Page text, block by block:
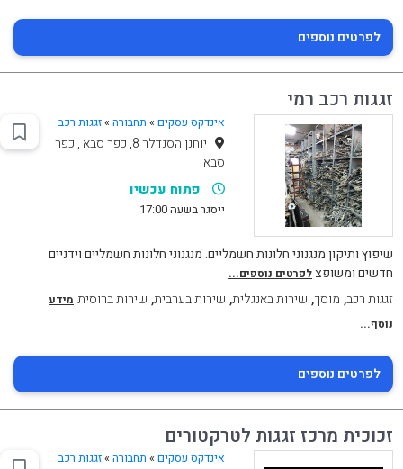
לפרטים נוספים
זגגות רכב רמי
אינדקס עסקים » תחבורה»זגגות רכב
יוחנן הסנדלר 8, כפר סבא , כפר
סבא
פתוח עכשיו
ייסגר בשעה 17:00
שיפוץ ותיקון מנגנוני חלונות חשמליים. מנגנוני חלונות חשמליים וידניים
חדשים ומשופצלפרטים נוספים...
זגגות רכב, מוסך, שירות באנגלית, שירות בערבית, שירות ברוסית מידע
נוסף...
לפרטים נוספים
זכוכית מרכז זגגות לטרקטורים
אינדקס עסקים » תחבורה»זגגות רכב